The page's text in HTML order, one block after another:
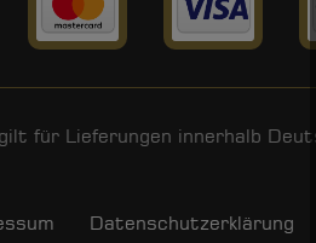
für Lieferungen innerhalb
Daten­schutz­erklärung